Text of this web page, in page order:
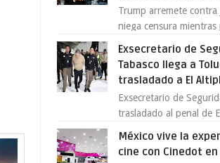
Trump arremete contra
niega censura mientras
programa Jimmy
Exsecretario de
Tabasco llega a
trasladado a El
Exsecretario de
trasladado al penal de
México vive la
cine con Cinedot